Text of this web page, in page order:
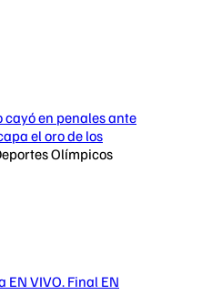
cayó en penales ante
el oro de los
Olímpicos
EN VIVO. Final EN